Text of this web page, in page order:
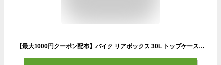
【最大1000円クーポン配布】バイク リアボックス 30L トップケース バイクボックス バイク用ボックス 着脱可能式 30リットル 大容量 原付 スクーター フルフェイス収納可能 ヘルメット入れ 送料無料